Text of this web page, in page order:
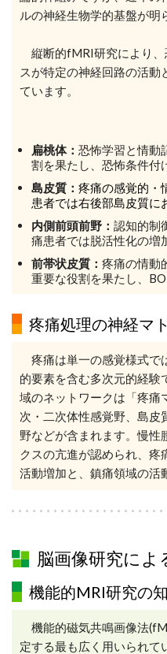
ルの神経生物学的基盤が明
縦断的fMRI研究により、
スが特定の神経回路の活
ています。
扁桃体： 恐怖学習と情動
割を果たし、恐怖条件付
島皮質： 疼痛の感覚的・
患者では右後部島皮質に
内側前頭前野： 認知的制
痛患者では脱活性化の増
前帯状皮質： 疼痛の情動
重要な役割を果たし、
疼痛処理の神経マ
疼痛は単一の感覚様式で
的要素を含む多次元的経験
域のネットワークは「疼痛
次・二次体性感覚野、島皮
野などが含まれます。慢性
クスの亢進が認められ、
活動増加と、鎮痛領域の活
脳画像研究によ
機能的MRI研究の
機能的磁気共鳴画像法
定する最も広く用いられて